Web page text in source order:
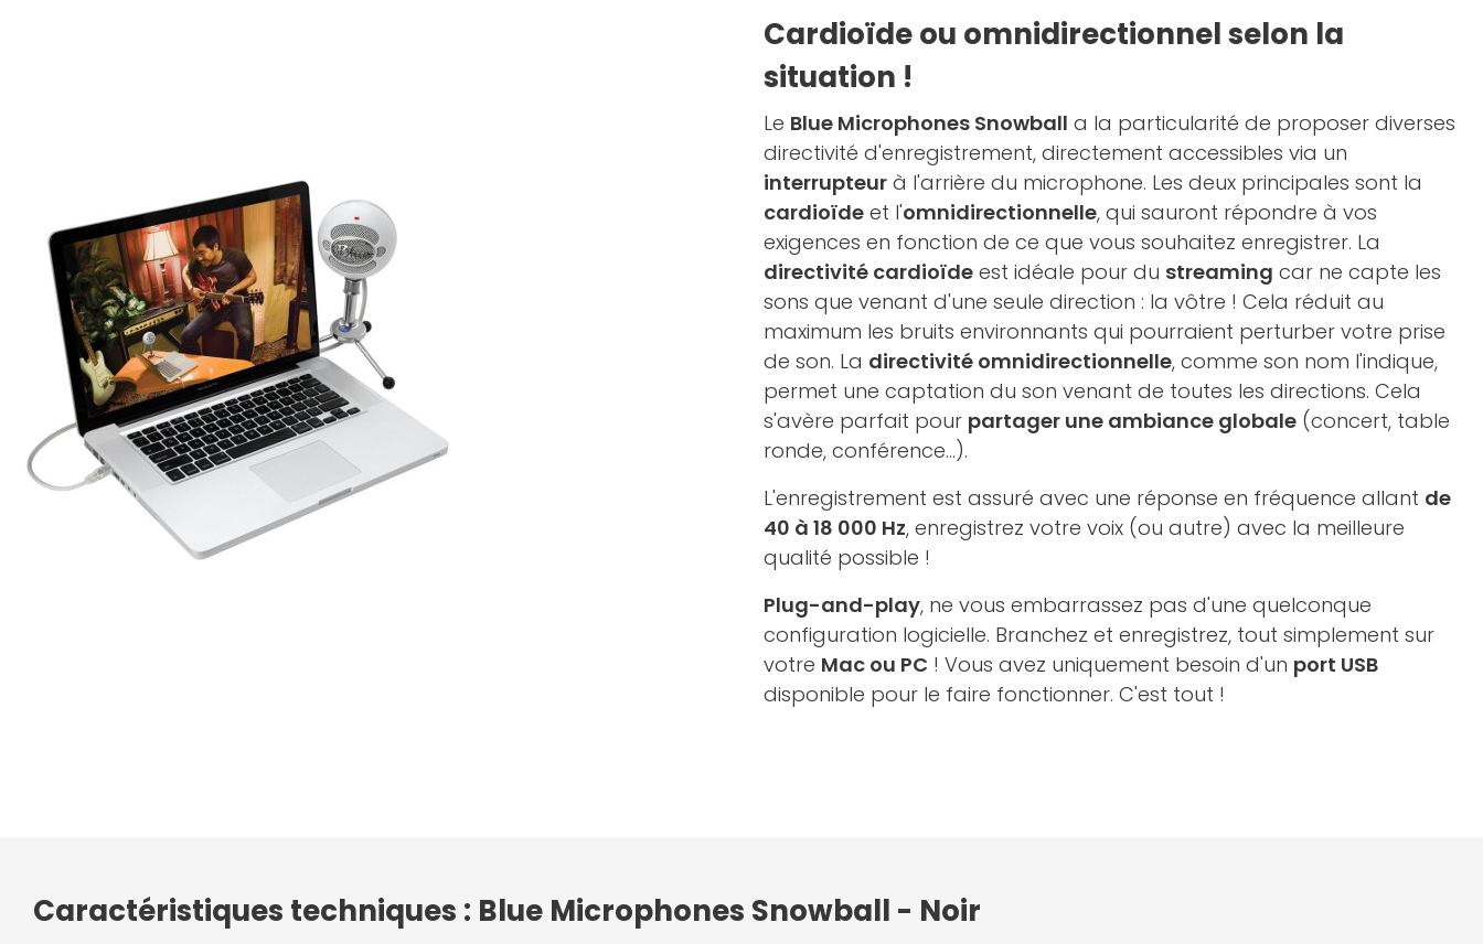
Cardioïde ou omnidirectionnel selon la
situation !
Le Blue Microphones Snowball a la particularité de proposer diverses
directivité d'enregistrement, directement accessibles via un
interrupteur à l'arrière du microphone. Les deux principales sont la
cardioïde et l'omnidirectionnelle, qui sauront répondre à vos
exigences en fonction de ce que vous souhaitez enregistrer. La
directivité cardioïde est idéale pour du streaming car ne capte les
sons que venant d'une seule direction : la vôtre ! Cela réduit au
maximum les bruits environnants qui pourraient perturber votre prise
de son. La directivité omnidirectionnelle, comme son nom l'indique,
permet une captation du son venant de toutes les directions. Cela
s'avère parfait pour partager une ambiance globale (concert, table
ronde, conférence...).
L'enregistrement est assuré avec une réponse en fréquence allant de
40 à 18 000 Hz, enregistrez votre voix (ou autre) avec la meilleure
qualité possible !
Plug-and-play, ne vous embarrassez pas d'une quelconque
configuration logicielle. Branchez et enregistrez, tout simplement sur
votre Mac ou PC ! Vous avez uniquement besoin d'un port USB
disponible pour le faire fonctionner. C'est tout !
Caractéristiques techniques : Blue Microphones Snowball - Noir